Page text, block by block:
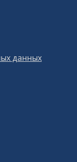
данных